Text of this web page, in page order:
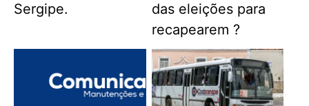
Sergipe.
das eleições para
recapearem ?